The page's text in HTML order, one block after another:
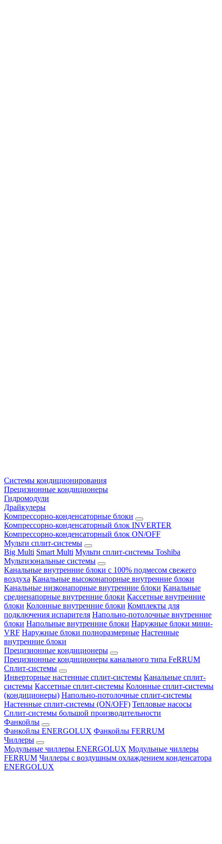
Системы кондиционирования
Прецизионные кондиционеры
Гидромодули
Драйкулеры
Компрессорно-конденсаторные блоки
Компрессорно-конденсаторный блок INVERTER
Компрессорно-конденсаторный блок ON/OFF
Мульти сплит-системы
Big Multi Smart Multi Мульти сплит-системы Toshiba
Мультизональные системы
Канальные внутренние блоки с 100% подмесом свежего
воздуха Канальные высоконапорные внутренние блоки
Канальные низконапорные внутренние блоки Канальные
средненапорные внутренние блоки Кассетные внутренние
блоки Колонные внутренние блоки Комплекты для
подключения испарителя Напольно-потолочные внутренние
блоки Напольные внутренние блоки Наружные блоки мини-
VRF Наружные блоки полноразмерные Настенные
внутренние блоки
Прецизионные кондиционеры
Прецизионные кондиционеры канального типа FeRRUM
Сплит-системы
Инверторные настенные сплит-системы Канальные сплит-
системы Кассетные сплит-системы Колонные сплит-системы
(кондиционеры) Напольно-потолочные сплит-системы
Настенные сплит-системы (ON/OFF) Тепловые насосы
Сплит-системы большой производительности
Фанкойлы
Фанкойлы ENERGOLUX Фанкойлы FERRUM
Чиллеры
Модульные чиллеры ENERGOLUX Модульные чиллеры
FERRUM Чиллеры с воздушным охлаждением конденсатора
ENERGOLUX